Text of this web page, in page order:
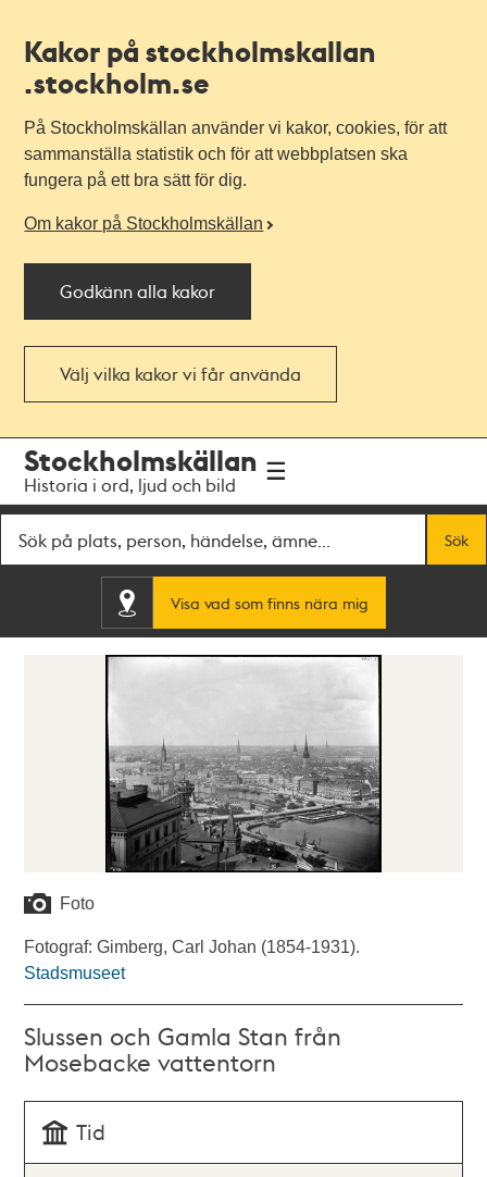
Kakor på stockholmskallan
.stockholm.se
På Stockholmskällan använder vi kakor, cookies, för att
sammanställa statistik och för att webbplatsen ska
fungera på ett bra sätt för dig.
Om kakor på Stockholmskällan
Godkänn alla kakor
Välj vilka kakor vi får använda
navigationen
huvudinnehållet
Stockholmskällan
Historia i ord, ljud och bild
Sök
Visa vad som finns nära mig
Foto
Fotograf: Gimberg, Carl Johan (1854-1931).
Stadsmuseet
Slussen och Gamla Stan från
Mosebacke vattentorn
Tid